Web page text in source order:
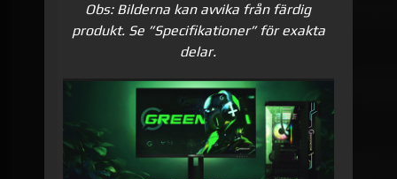
Obs: Bilderna kan avvika från färdig
produkt. Se ”Specifikationer” för exakta
delar.